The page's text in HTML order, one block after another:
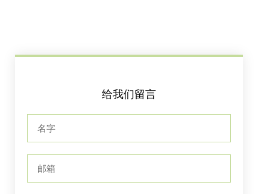
给我们留言